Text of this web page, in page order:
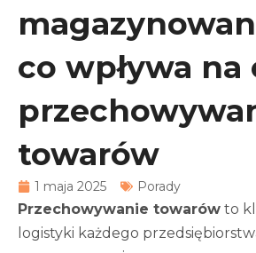
co wpływa na
towarów
1 maja 2025 Porady
Przechowywanie towarów to
logistyki każdego